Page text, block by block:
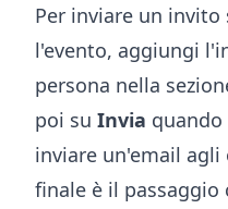
Per inviare un invito
l'evento, aggiungi
persona nella
poi su Invia quando
inviare un'email
finale è il